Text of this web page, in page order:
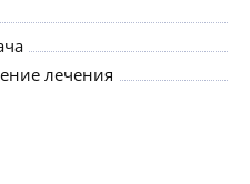
лечения